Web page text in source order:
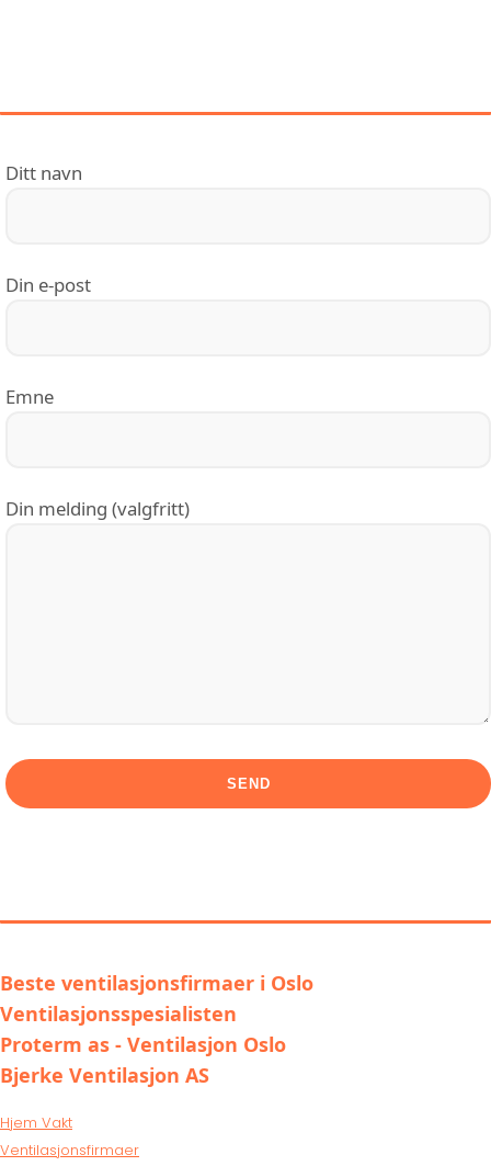
Ditt navn
Din e-post
Emne
Din melding (valgfritt)
Beste ventilasjonsfirmaer i Oslo
Ventilasjonsspesialisten
Proterm as - Ventilasjon Oslo
Bjerke Ventilasjon AS
Hjem Vakt
Ventilasjonsfirmaer